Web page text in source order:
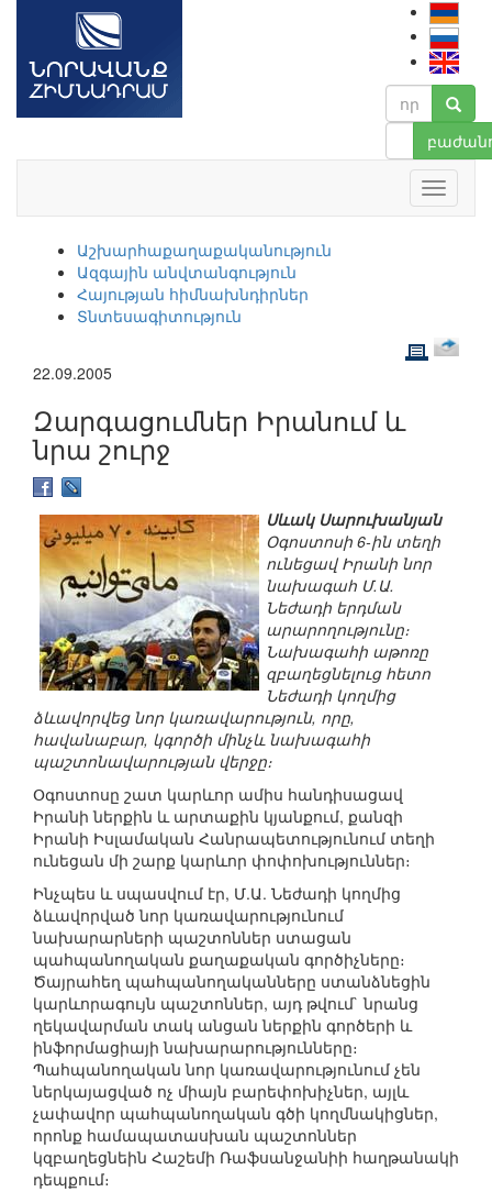
Աշխարհաքաղաքականություն
Ազգային անվտանգություն
Հայության հիմնախնդիրներ
Տնտեսագիտություն
22.09.2005
Զարգացումներ Իրանում և
նրա շուրջ
Սևակ Սարուխանյան
Օգոստոսի 6-ին տեղի
ունեցավ Իրանի նոր
նախագահ Մ.Ա.
Նեժադի երդման
արարողությունը։
Նախագահի աթոռը
զբաղեցնելուց հետո
Նեժադի կողմից
ձևավորվեց նոր կառավարություն, որը,
հավանաբար, կգործի մինչև նախագահի
պաշտոնավարության վերջը։
Օգոստոսը շատ կարևոր ամիս հանդիսացավ
Իրանի ներքին և արտաքին կյանքում, քանզի
Իրանի Իսլամական Հանրապետությունում տեղի
ունեցան մի շարք կարևոր փոփոխություններ։
Ինչպես և սպասվում էր, Մ.Ա. Նեժադի կողմից
ձևավորված նոր կառավարությունում
նախարարների պաշտոններ ստացան
պահպանողական քաղաքական գործիչները։
Ծայրահեղ պահպանողականները ստանձնեցին
կարևորագույն պաշտոններ, այդ թվում` նրանց
ղեկավարման տակ անցան ներքին գործերի և
ինֆորմացիայի նախարարությունները։
Պահպանողական նոր կառավարությունում չեն
ներկայացված ոչ միայն բարեփոխիչներ, այլև
չափավոր պահպանողական գծի կողմնակիցներ,
որոնք համապատասխան պաշտոններ
կզբաղեցնեին Հաշեմի Ռաֆսանջանիի հաղթանակի
դեպքում։